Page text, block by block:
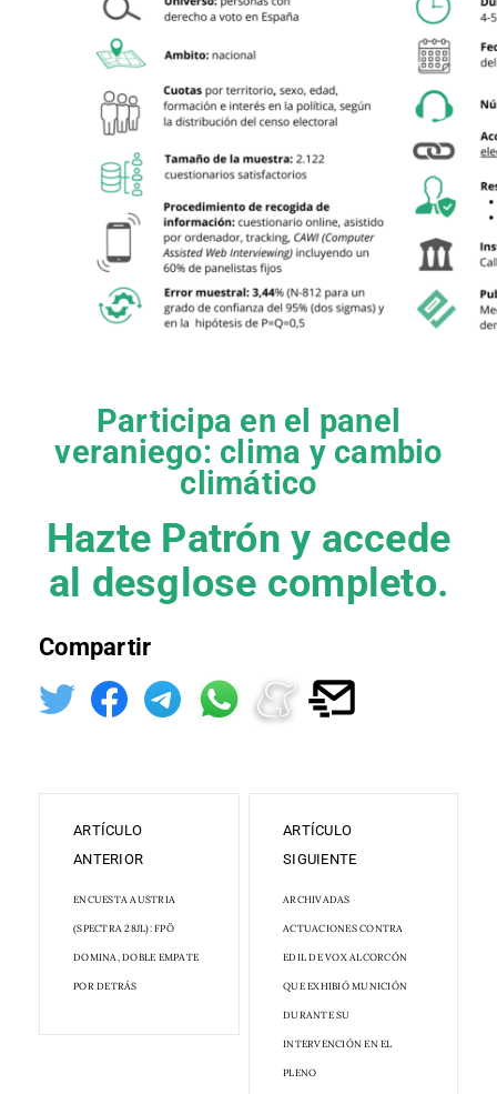
Participa en el panel
veraniego: clima y cambio
climático
Hazte Patrón y accede
al desglose completo.
Compartir
ARTÍCULO
ANTERIOR
ENCUESTA AUSTRIA
(SPECTRA 28JL): FPÖ
DOMINA, DOBLE EMPATE
POR DETRÁS
ARTÍCULO
SIGUIENTE
ARCHIVADAS
ACTUACIONES CONTRA
EDIL DE VOX ALCORCÓN
QUE EXHIBIÓ MUNICIÓN
DURANTE SU
INTERVENCIÓN EN EL
PLENO